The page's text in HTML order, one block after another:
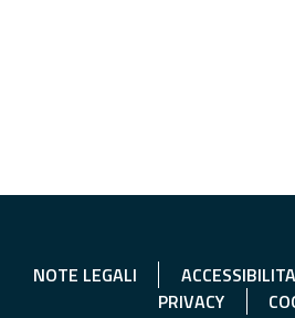
NOTE LEGALI
PRIVACY